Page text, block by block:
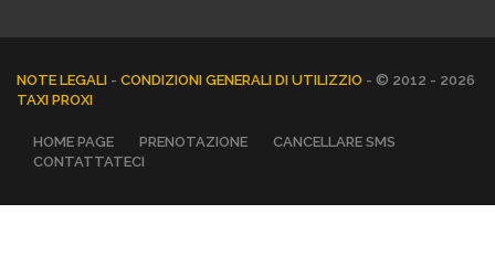
NOTE LEGALI - CONDIZIONI GENERALI DI UTILIZZIO - © 2012 - 2026
TAXI PROXI
HOME PAGE PRENOTAZIONE
CANCELLARE SMS
CONTATTATECI